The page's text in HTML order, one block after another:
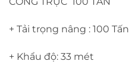
+ Tải trọng nâng : 100 Tấn
+ Khẩu độ: 33 mét